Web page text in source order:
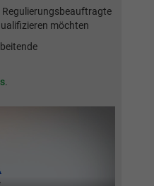
Regulierungsbeauftragte
möchten
.
Benutzer-ID bei
den Webseiten-Login .
ID, die verwendet
Daten dazu, wie der